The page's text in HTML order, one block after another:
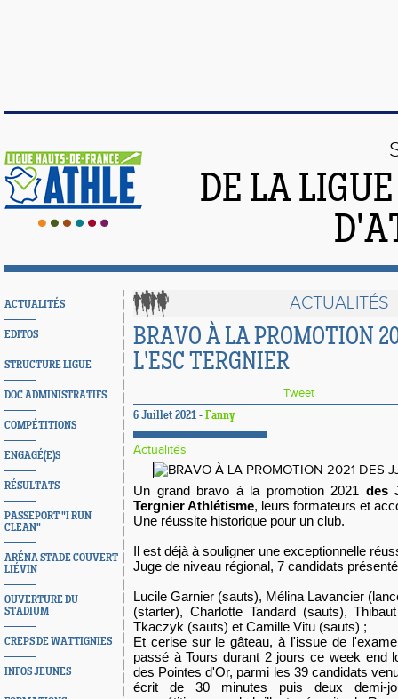
DE LA
ACTUALITÉS
EDITOS
STRUCTURE LIGUE
DOC ADMINISTRATIFS
COMPÉTITIONS
ENGAGÉ(E)S
RÉSULTATS
PASSEPORT "I RUN
CLEAN"
ARÉNA STADE COUVERT
LIÉVIN
OUVERTURE DU
STADIUM
CREPS DE WATTIGNIES
INFOS JEUNES
ACTUALITÉS
BRAVO À LA PROMOTION
L'ESC TERGNIER
Tweet
6 Juillet 2021 - Fanny
Actualités
Un grand bravo à la promotion 2021 des
Tergnier Athlétisme, leurs formateurs et
Une réussite historique pour un club.
Il est déjà à souligner une exceptionnelle
Juge de niveau régional, 7 candidats
Lucile Garnier (sauts), Mélina Lavancier
(starter), Charlotte Tandard (sauts),
Tkaczyk (sauts) et Camille Vitu (sauts) ;
Et cerise sur legâteau, à l'issue de
passé à Tours durant 2 jours ce week end
des Pointes d'Or, parmi les 39 candidats
écrit de 30 minutes puis deux demi-